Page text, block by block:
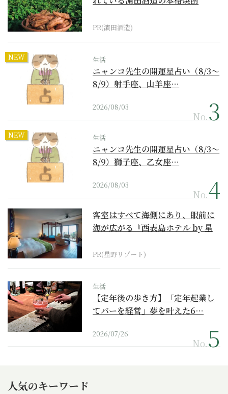
PR(濵田酒造)
NEW 生活
ニャンコ先生の開運星占い（8/3～
8/9）射手座、山羊座…
2026/08/03
No.
NEW 生活
ニャンコ先生の開運星占い（8/3～
8/9）獅子座、乙女座…
2026/08/03
No.
客室はすべて海側にあり、眼前に
海が広がる『西表島ホテル by 星
PR(星野リゾート)
生活
【定年後の歩き方】「定年起業し
てバーを経営」夢を叶えた6…
2026/07/26
No.
人気のキーワード